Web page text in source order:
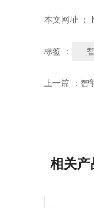
本文网址 ：
标签 ：
上一篇 ： 智
相关产